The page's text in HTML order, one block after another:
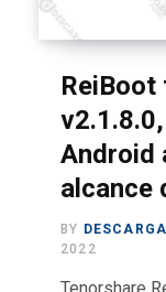
k
Android
alcance
BY
2022